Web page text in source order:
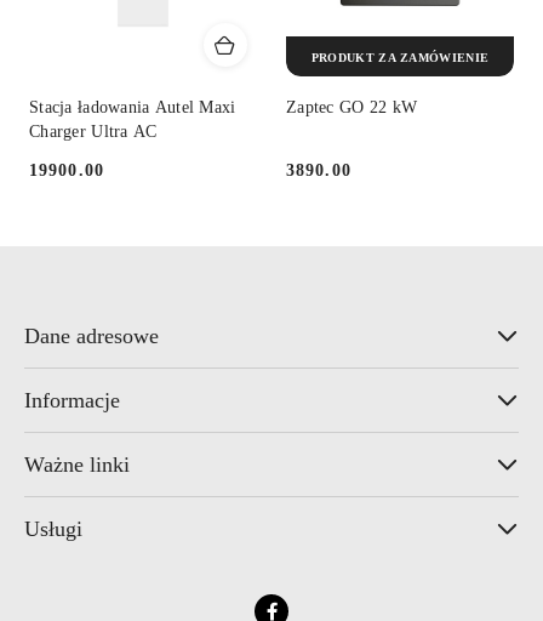
Stacja ładowania Autel Maxi
Charger Ultra AC
Cena:
19900.00
Zaptec GO 22 kW
Cena:
3890.00
PRODUKT ZA ZAMÓWIENIE
Dane adresowe
Informacje
Ważne linki
Usługi